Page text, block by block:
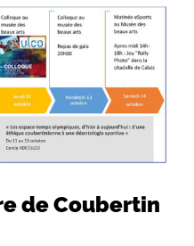
de Coubertin